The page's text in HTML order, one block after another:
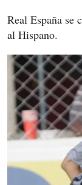
Real España se
al Hispano.